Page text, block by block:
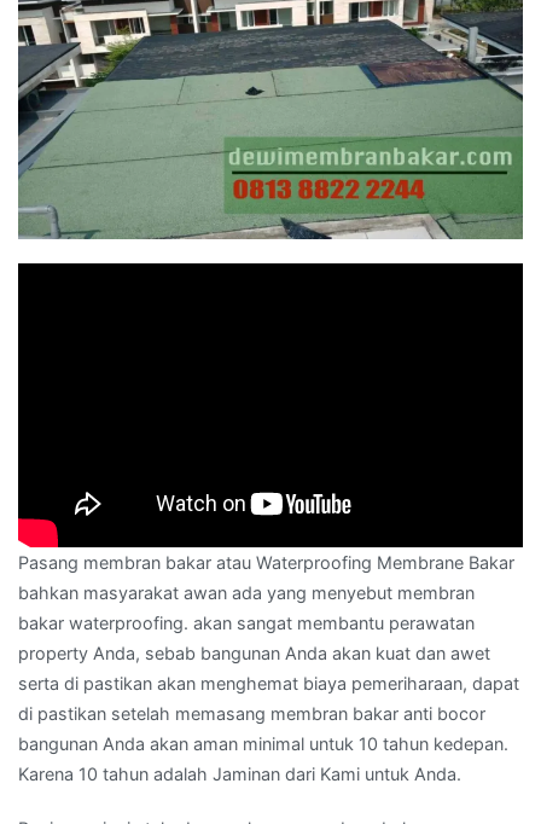
Pasang membran bakar atau Waterproofing Membrane Bakar
bahkan masyarakat awan ada yang menyebut membran
bakar waterproofing. akan sangat membantu perawatan
property Anda, sebab bangunan Anda akan kuat dan awet
serta di pastikan akan menghemat biaya pemeriharaan, dapat
di pastikan setelah memasang membran bakar anti bocor
bangunan Anda akan aman minimal untuk 10 tahun kedepan.
Karena 10 tahun adalah Jaminan dari Kami untuk Anda.